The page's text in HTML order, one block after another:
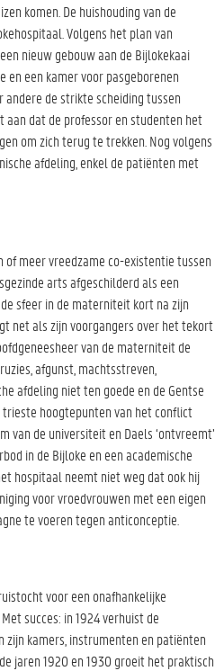
komen. De huishouding van de
Volgens het plan van
nieuw gebouw aan de Bijlokekaai
een kamer voor pasgeborenen
de strikte scheiding tussen
dat de professor en studenten het
om zich terug te trekken. Nog volgens
afdeling, enkel de patiënten met
of meer vreedzame co-existentie tussen
arts afgeschilderd als een
sfeer in de materniteit kort na zijn
net als zijn voorgangers over het tekort
van de materniteit de
afgunst, machtsstreven,
afdeling niet ten goede en de Gentse
trieste hoogtepunten van het conflict
de universiteit en Daels ‘ontvreemt’
in de Bijloke en een academische
hospitaal neemt niet weg dat ook hij
voor vroedvrouwen met een eigen
te voeren tegen anticonceptie.
voor een onafhankelijke
succes: in 1924 verhuist de
zijn kamers, instrumenten en patiënten
jaren 1920 en 1930 groeit het praktisch